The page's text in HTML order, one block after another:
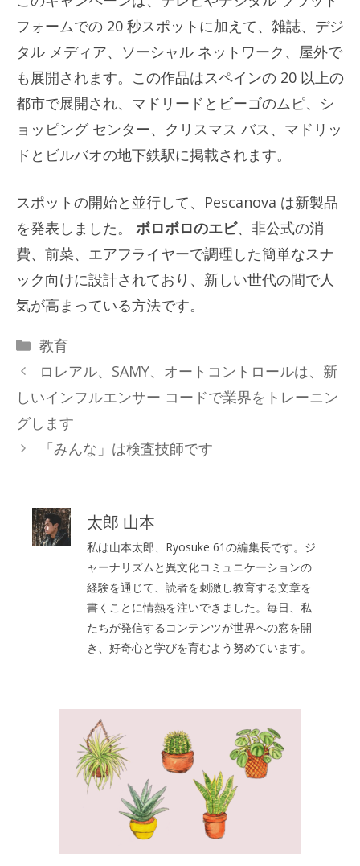
フォームでの 20 秒スポットに加えて、雑誌、デジ
タル メディア、ソーシャル ネットワーク、屋外で
も展開されます。この作品はスペインの 20 以上の
都市で展開され、マドリードとビーゴのムピ、シ
ョッピング センター、クリスマス バス、マドリッ
ドとビルバオの地下鉄駅に掲載されます。
スポットの開始と並行して、Pescanova は新製品
を発表しました。 ボロボロのエビ、非公式の消
費、前菜、エアフライヤーで調理した簡単なスナ
ック向けに設計されており、新しい世代の間で人
気が高まっている方法です。
カ
テ
リ
ー
教育
ロレアル、SAMY、オートコントロールは、新
しいインフルエンサー コードで業界をトレーニン
グします
「みんな」は検査技師です
太郎 山本
私は山本太郎、Ryosuke 61の編集長です。ジ
ャーナリズムと異文化コミュニケーションの
経験を通じて、読者を刺激し教育する文章を
書くことに情熱を注いできました。毎日、私
たちが発信するコンテンツが世界への窓を開
き、好奇心と学びを育むよう努めています。